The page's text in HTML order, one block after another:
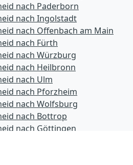
nach Paderborn
nach Ingolstadt
nach Offenbach am Main
nach Fürth
nach Würzburg
nach Heilbronn
nach Ulm
nach Pforzheim
nach Wolfsburg
nach Bottrop
nach Göttingen